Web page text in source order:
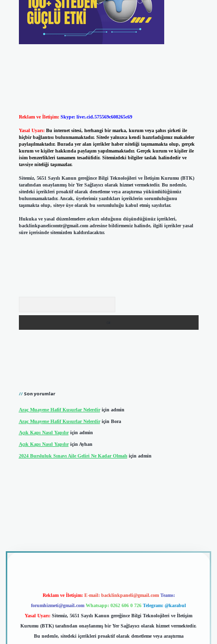
Reklam ve İletişim: Skype: live:.cid.575569c608265c69
Yasal Uyarı: Bu internet sitesi, herhangi bir marka, kurum veya şahıs şirketi ile
hiçbir bağlantısı bulunmamaktadır. Sitede yalnızca kendi hazırladığımız makaleler
paylaşılmaktadır. Burada yer alan içerikler haber niteliği taşımamakta olup, gerçek
kurum ve kişiler hakkında paylaşım yapılmamaktadır. Gerçek kurum ve kişiler ile
isim benzerlikleri tamamen tesadüfidir. Sitemizdeki bilgiler taslak halindedir ve
tavsiye niteliği taşımazlar.
Sitemiz, 5651 Sayılı Kanun gereğince Bilgi Teknolojileri ve İletişim Kurumu (BTK)
tarafından onaylanmış bir Yer Sağlayıcı olarak hizmet vermektedir. Bu nedenle,
sitedeki içerikleri proaktif olarak denetleme veya araştırma yükümlülüğümüz
bulunmamaktadır. Ancak, üyelerimiz yazdıkları içeriklerin sorumluluğunu
taşımakta olup, siteye üye olarak bu sorumluluğu kabul etmiş sayılırlar.
Hukuka ve yasal düzenlemelere aykırı olduğunu düşündüğünüz içerikleri,
backlinkpanelicomtr@gmail.comadresine bildirmeniz halinde, ilgili içerikler yasal
süre içerisinde sitemizden kaldırılacaktır.
Son yorumlar
Araç Muayene Hafif Kusurlar Nelerdiriçin admin
Araç Muayene Hafif Kusurlar Nelerdiriçin Bora
Açık Kapı Nasıl Yapılıriçin admin
Açık Kapı Nasıl Yapılıriçin Ayhan
2024 Bursluluk Sınavı Aile Geliri Ne Kadar Olmalıiçin admin
Reklam ve İletişim: E-mail: backlinkpaneli@gmail.com Teams:
forumhizmeti@gmail.com Whatsapp: 0262 606 0 726 Telegram: @karabul
Yasal Uyarı: Sitemiz, 5651 Sayılı Kanun gereğince Bilgi Teknolojileri ve İletişim
Kurumu (BTK) tarafından onaylanmış bir Yer Sağlayıcı olarak hizmet vermektedir.
Bu nedenle, sitedeki içerikleri proaktif olarak denetleme veya araştırma